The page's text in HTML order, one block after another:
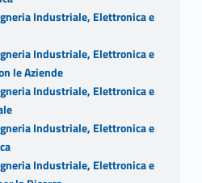
Industriale, Elettronica e
Industriale, Elettronica e
le Aziende
Industriale, Elettronica e
Industriale, Elettronica e
Industriale, Elettronica e